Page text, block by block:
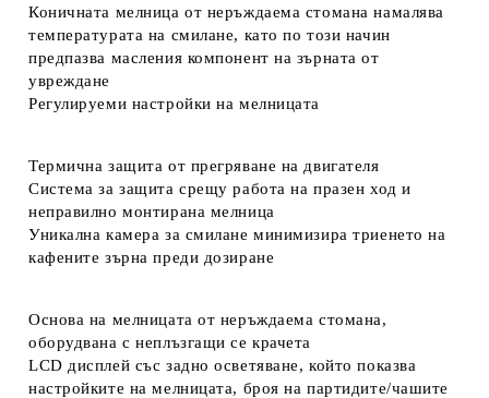
Коничната мелница от неръждаема стомана намалява
температурата на смилане, като по този начин
предпазва масления компонент на зърната от
увреждане
Регулируеми настройки на мелницата
Термична защита от прегряване на двигателя
Система за защита срещу работа на празен ход и
неправилно монтирана мелница
Уникална камера за смилане минимизира триенето на
кафените зърна преди дозиране
Основа на мелницата от неръждаема стомана,
оборудвана с неплъзгащи се крачета
LCD дисплей със задно осветяване, който показва
настройките на мелницата, броя на партидите/чашите